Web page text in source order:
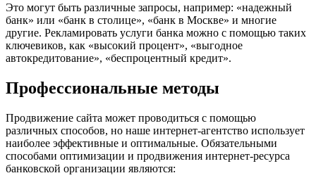
Это могут быть различные запросы, например: «надежный
банк» или «банк в столице», «банк в Москве» и многие
другие. Рекламировать услуги банка можно с помощью таких
ключевиков, как «высокий процент», «выгодное
автокредитование», «беспроцентный кредит».
Профессиональные методы
Продвижение сайта может проводиться с помощью
различных способов, но наше интернет-агентство использует
наиболее эффективные и оптимальные. Обязательными
способами оптимизации и продвижения интернет-ресурса
банковской организации являются: